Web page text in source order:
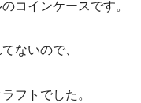
コインケースです。
ないので、
フトでした。